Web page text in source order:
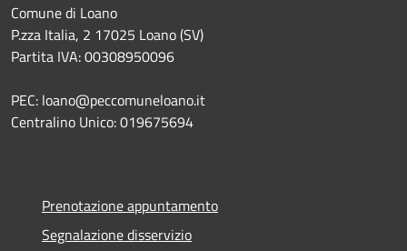
Comune di Loano
P.zza Italia, 2 17025 Loano (SV)
Partita IVA: 00308950096
PEC: loano@peccomuneloano.it
Centralino Unico: 019675694
Prenotazione appuntamento
Segnalazione disservizio